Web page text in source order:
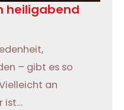
heiligabend
– gibt es so
an
ist…